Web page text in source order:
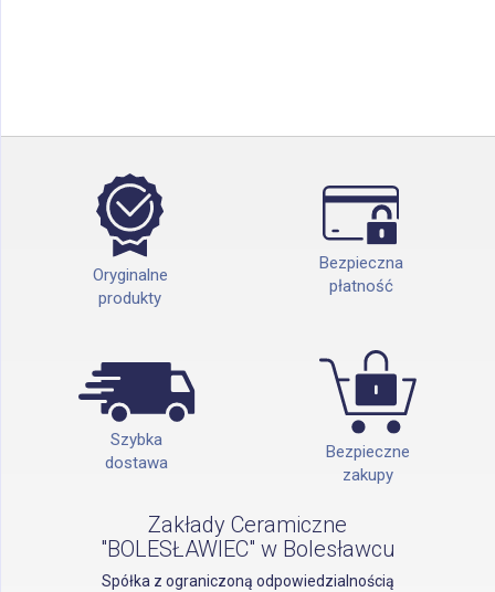
Oryginalne
produkty
Bezpieczna
płatność
Szybka
dostawa
Bezpieczne
zakupy
Zakłady Ceramiczne
"BOLESŁAWIEC" w Bolesławcu
Spółka z ograniczoną odpowiedzialnością